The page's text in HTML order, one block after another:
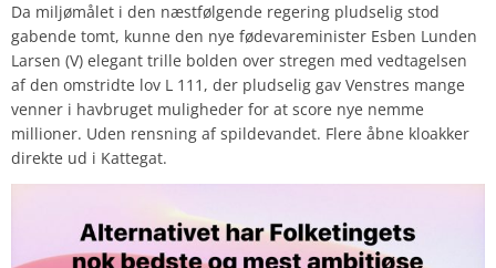
Da miljømålet i den næstfølgende regering pludselig stod
gabende tomt, kunne den nye fødevareminister Esben Lunden
Larsen (V) elegant trille bolden over stregen med vedtagelsen
af den omstridte lov L 111, der pludselig gav Venstres mange
venner i havbruget muligheder for at score nye nemme
millioner. Uden rensning af spildevandet. Flere åbne kloakker
direkte ud i Kattegat.